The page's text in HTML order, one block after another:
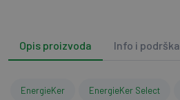
Opis proizvoda Info i podrška
EnergieKer EnergieKer Select